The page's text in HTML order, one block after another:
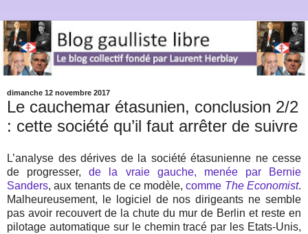
dimanche 12 novembre 2017
Le cauchemar étasunien, conclusion 2/2
: cette société qu’il faut arrêter de suivre
L’analyse des dérives de la société étasunienne ne cesse
de progresser,de la vraie gauche, menée par Bernie
Sanders, aux tenants de ce modèle,comme The Economist.
Malheureusement, le logiciel de nos dirigeants ne semble
pas avoir recouvert de la chute du mur de Berlin et reste en
pilotage automatique sur le chemin tracé par les Etats-Unis,